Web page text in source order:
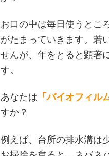
お口の中は毎日使うとこ
がたまっていきます。若
せんが、年をとると顕著
す。
あなたは 「バイオフィル
すか？
例えば、台所の排水溝は